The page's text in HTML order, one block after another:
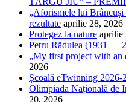
„Aforismele lui
rezultate aprilie 28, 2026
Protegez la nature aprilie
Petru Rădulea (1931 —
„My first project with an
2026
Școală eTwinning 2026-
Olimpiada Națională de
20, 2026